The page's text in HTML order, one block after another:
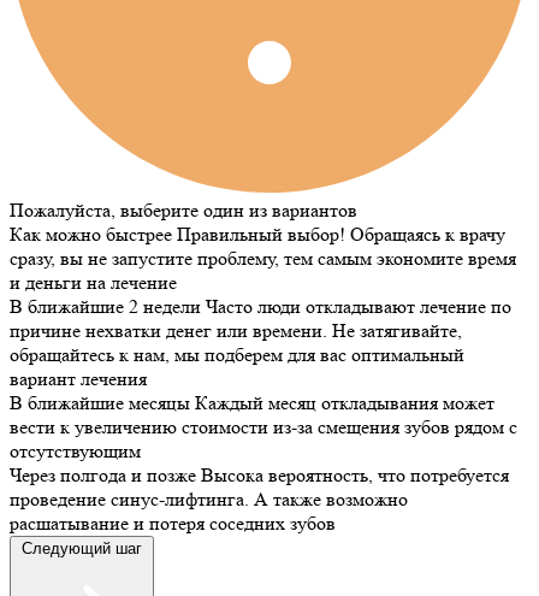
Пожалуйста, выберите один из вариантов
Как можно быстрее Правильный выбор! Обращаясь к врачу
сразу, вы не запустите проблему, тем самым экономите время
и деньги на лечение
В ближайшие 2 недели Часто люди откладывают лечение по
причине нехватки денег или времени. Не затягивайте,
обращайтесь к нам, мы подберем для вас оптимальный
вариант лечения
В ближайшие месяцы Каждый месяц откладывания может
вести к увеличению стоимости из-за смещения зубов рядом с
отсутствующим
Через полгода и позже Высока вероятность, что потребуется
проведение синус-лифтинга. А также возможно
расшатывание и потеря соседних зубов
Следующий шаг